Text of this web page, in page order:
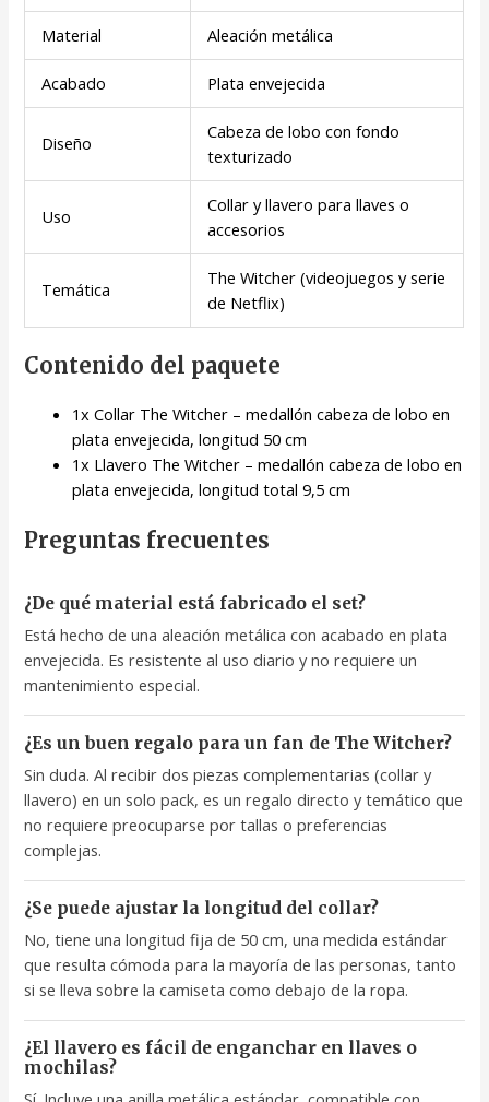
Material Aleación metálica
Acabado Plata envejecida
Diseño
Cabeza de lobo con fondo
texturizado
Uso
Collar y llavero para llaves o
accesorios
Temática
The Witcher (videojuegos y serie
de Netflix)
Contenido del paquete
1x Collar The Witcher – medallón cabeza de lobo en
plata envejecida, longitud 50 cm
1x Llavero The Witcher – medallón cabeza de lobo en
plata envejecida, longitud total 9,5 cm
Preguntas frecuentes
¿De qué material está fabricado el set?
Está hecho de una aleación metálica con acabado en plata
envejecida. Es resistente al uso diario y no requiere un
mantenimiento especial.
¿Es un buen regalo para un fan de The Witcher?
Sin duda. Al recibir dos piezas complementarias (collar y
llavero) en un solo pack, es un regalo directo y temático que
no requiere preocuparse por tallas o preferencias
complejas.
¿Se puede ajustar la longitud del collar?
No, tiene una longitud fija de 50 cm, una medida estándar
que resulta cómoda para la mayoría de las personas, tanto
si se lleva sobre la camiseta como debajo de la ropa.
¿El llavero es fácil de enganchar en llaves o
mochilas?